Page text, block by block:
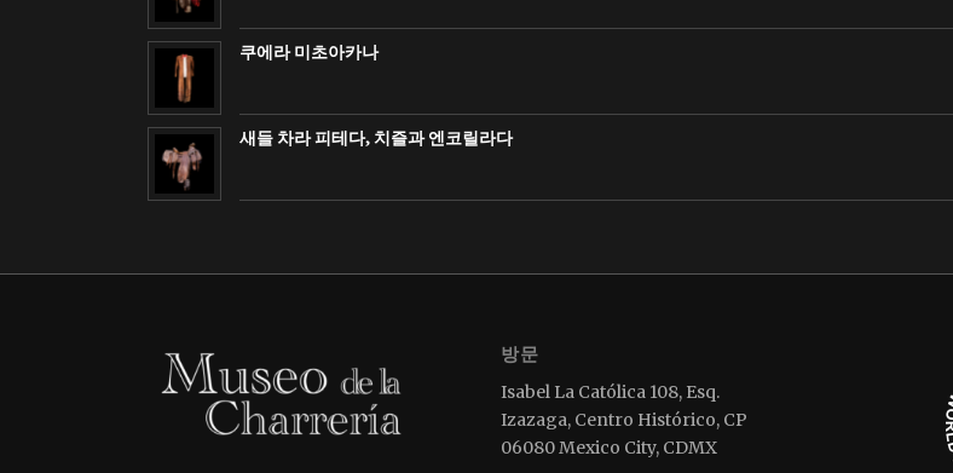
쿠에라 미초아카나
새들 차라 피테다, 치즐과 엔코릴라다
방문
Isabel La Católica 108, Esq.
Izazaga, Centro Histórico, CP
06080 Mexico City, CDMX